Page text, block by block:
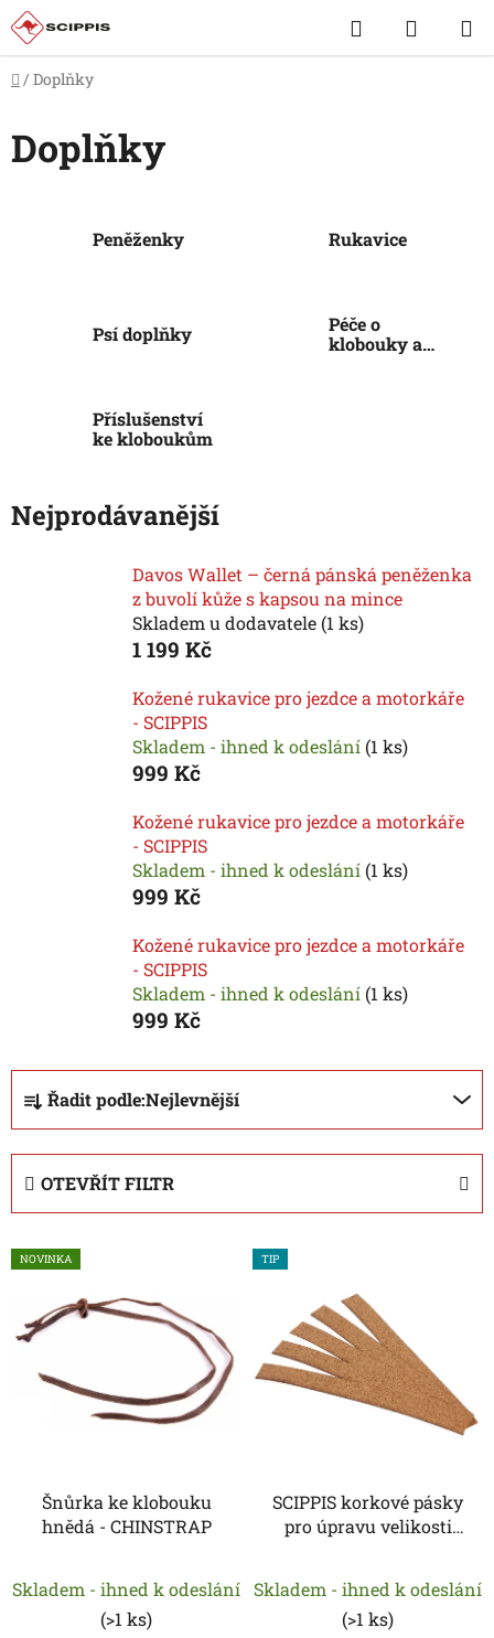
Přejít
na
obsah
Hledat
KOŠÍK
Domů
/ Doplňky
Doplňky
Peněženky Rukavice
Psí doplňky
Péče o
klobouky a
Příslušenství
ke kloboukům
Nejprodávanější
Davos Wallet – černá pánská peněženka
z buvolí kůže s kapsou na mince
Skladem u dodavatele (1 ks)
1 199 Kč
Kožené rukavice pro jezdce a motorkáře
- SCIPPIS
Skladem - ihned k odeslání (1 ks)
999 Kč
Kožené rukavice pro jezdce a motorkáře
- SCIPPIS
Skladem - ihned k odeslání (1 ks)
999 Kč
Kožené rukavice pro jezdce a motorkáře
- SCIPPIS
Skladem - ihned k odeslání (1 ks)
999 Kč
a
z
n
p
d
Řadit podle:Nejlevnější
OTEVŘÍT FILTR
V
ý
i
ů
NOVINKA
Šnůrka ke klobouku
hnědá - CHINSTRAP
Skladem - ihned k odeslání
(>1 ks)
TIP
SCIPPIS korkové pásky
pro úpravu velikosti
Skladem - ihned k odeslání
(>1 ks)